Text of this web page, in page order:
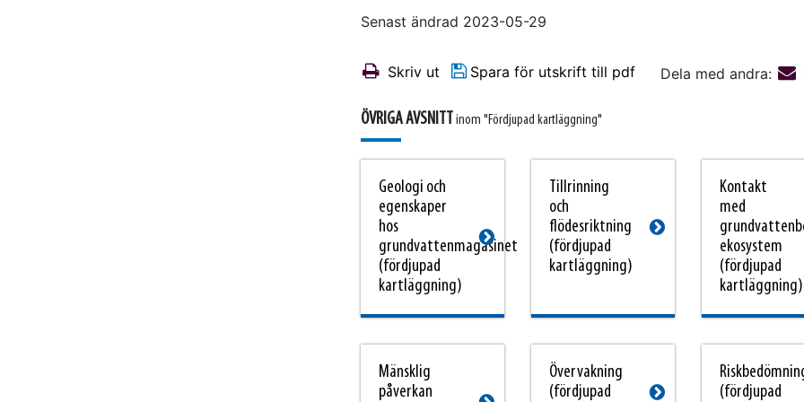
Senast ändrad 2023-05-29
Skriv ut Spara för utskrift till pdf Dela med andra:
ÖVRIGA AVSNITTinom "Fördjupad kartläggning"
Geologi och
egenskaper
hos
grundvattenmagasinet
(fördjupad
kartläggning)
Tillrinning
och
flödesriktning
(fördjupad
kartläggning)
This link will take you to another page
Kontakt
med
ekosystem
(fördjupad
kartläggning)
Mänsklig
påverkan
Övervakning
(fördjupad
(fördjupad